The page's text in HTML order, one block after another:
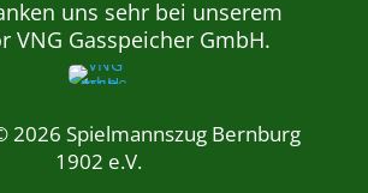
uns sehr bei unserem
VNG Gasspeicher GmbH.
2026 Spielmannszug Bernburg
1902 e.V.